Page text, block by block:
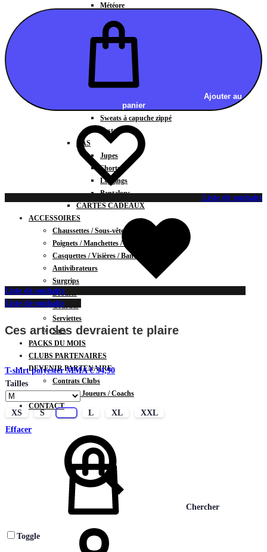
Météore
Brassières
Débardeurs
T-shirts manches courtes
T-shirts manches longues
Sweats à capuche
Sweats à capuche zippé
Vestes
BAS
Jupes
Shorts
Leggings
Pantalons
CARTES CADEAUX
ACCESSOIRES
Chaussettes / Sous-vêtements
Poignets / Manchettes / Gants
Casquettes / Visières / Bandeaux
Antivibrateurs
Surgrips
Bobines
Gourdes
Serviettes
Sacs
PACKS DU MOIS
CLUBS PARTENAIRES
DEVENIR PARTENAIRE
Contrats Clubs
Contrats Joueurs / Coachs
CONTACT
Chercher
Ajouter au
panier
Liste de souhaits
Liste de souhaits
Liste de souhaits
Ces articles devraient te plaire
T-shirt polyester MMA€34,90
Tailles
XS S L XL
XXL
Effacer
Toggle